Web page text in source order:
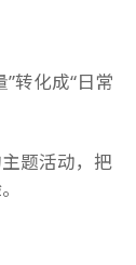
转化成“日常
题活动，把